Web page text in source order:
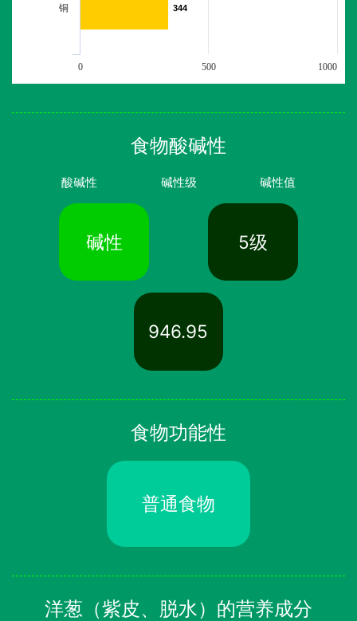
344
344
铜
0 500 1000
食物酸碱性
酸碱性 碱性级 碱性值
碱性 5级
946.95
食物功能性
普通食物
洋葱（紫皮、脱水）的营养成分